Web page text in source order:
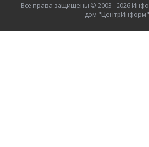
Все права защищены © 2003– 2026
дом